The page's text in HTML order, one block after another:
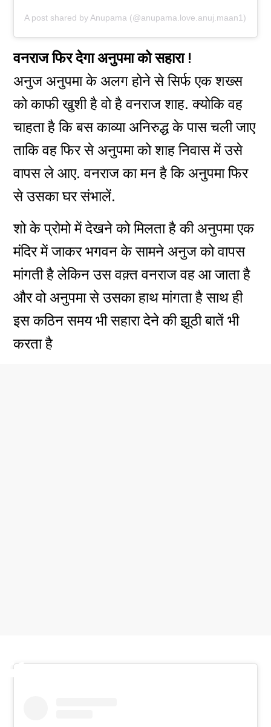
A post shared by Anupama (@anupama.love.anuj.maan1)
वनराज फिर देगा अनुपमा को सहारा !
अनुज अनुपमा के अलग होने से सिर्फ एक शख्स
को काफी खुशी है वो है वनराज शाह. क्योकि वह
चाहता है कि बस काव्या अनिरुद्ध के पास चली जाए
ताकि वह फिर से अनुपमा को शाह निवास में उसे
वापस ले आए. वनराज का मन है कि अनुपमा फिर
से उसका घर संभालें.
शो के प्रोमो में देखने को मिलता है की अनुपमा एक
मंदिर में जाकर भगवन के सामने अनुज को वापस
मांगती है लेकिन उस वक़्त वनराज वह आ जाता है
और वो अनुपमा से उसका हाथ मांगता है साथ ही
इस कठिन समय भी सहारा देने की झूठी बातें भी
करता है